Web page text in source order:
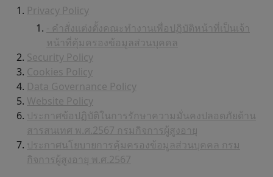
Privacy Policy
- คำสั่งแต่งตั้งคณะทำงานเพื่อปฏิบัติหน้าที่เป็นเจ้า
หน้าที่คุ้มครองข้อมูลส่วนบุคคล
Security Policy
Cookies Policy
Data Governance Policy
Website Policy
ประกาศข้อปฏิบัติในการรักษาความมั่นคงปลอดภัยด้าน
สารสนเทศ พ.ศ.2567 กรมกิจการผู้สูงอายุ
ประกาศนโยบายการคุ้มครองข้อมูลส่วนบุคคล กรม
กิจการผู้สูงอายุ พ.ศ.2567